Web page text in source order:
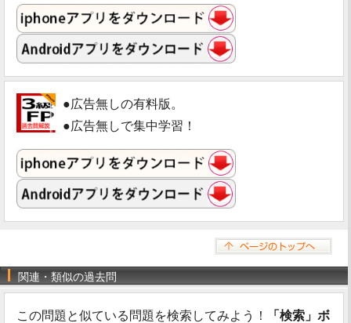
●広告無しの有料版。
●広告無しで集中学習！
関連・類似の過去問
この問題と似ている問題を検索してみよう！
「検索」ボ